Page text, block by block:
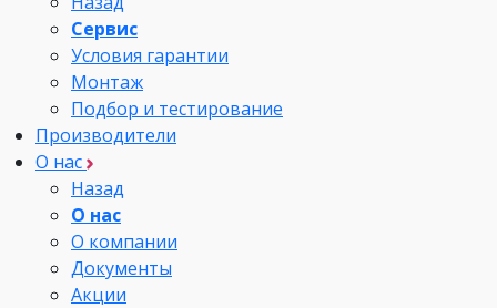
Сервис
Условия гарантии
Монтаж
Подбор и тестирование
Производители
О нас
Назад
О нас
О компании
Документы
Акции